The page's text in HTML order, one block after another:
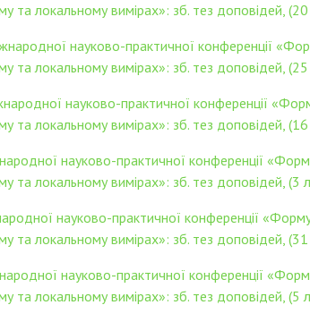
та локальному вимірах»: зб. тез доповідей,
науково-практичної конференції
та локальному вимірах»: зб. тез доповідей,
науково-практичної конференції
та локальному вимірах»: зб. тез доповідей,
науково-практичної конференції
та локальному вимірах»: зб. тез доповідей,
науково-практичної конференції
та локальному вимірах»: зб. тез доповідей,
науково-практичної конференції
та локальному вимірах»: зб. тез доповідей,